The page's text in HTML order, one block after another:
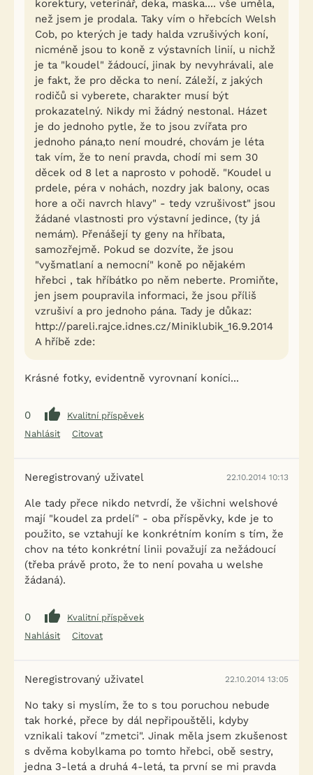
korektury, veterinář, deka, maska.... vše uměla,
než jsem je prodala. Taky vím o hřebcích Welsh
Cob, po kterých je tady halda vzrušivých koní,
nicméně jsou to koně z výstavních linií, u nichž
je ta "koudel" žádoucí, jinak by nevyhrávali, ale
je fakt, že pro děcka to není. Záleží, z jakých
rodičů si vyberete, charakter musí být
prokazatelný. Nikdy mi žádný nestonal. Házet
je do jednoho pytle, že to jsou zvířata pro
jednoho pána,to není moudré, chovám je léta
tak vím, že to není pravda, chodí mi sem 30
děcek od 8 let a naprosto v pohodě. "Koudel u
prdele, péra v nohách, nozdry jak balony, ocas
hore a oči navrch hlavy" - tedy vzrušivost" jsou
žádané vlastnosti pro výstavní jedince, (ty já
nemám). Přenášejí ty geny na hříbata,
samozřejmě. Pokud se dozvíte, že jsou
"vyšmatlaní a nemocní" koně po nějakém
hřebci , tak hříbátko po něm neberte. Promiňte,
jen jsem poupravila informaci, že jsou příliš
vzrušiví a pro jednoho pána. Tady je důkaz:
http://pareli.rajce.idnes.cz/Miniklubik_16.9.2014
A hříbě zde:
Krásné fotky, evidentně vyrovnaní koníci...
0
Kvalitní příspěvek
Nahlásit
Citovat
Neregistrovaný uživatel 22.10.2014 10:13
Ale tady přece nikdo netvrdí, že všichni welshové
mají "koudel za prdelí" - oba příspěvky, kde je to
použito, se vztahují ke konkrétním koním s tím, že
chov na této konkrétní linii považují za nežádoucí
(třeba právě proto, že to není povaha u welshe
žádaná).
0
Kvalitní příspěvek
Nahlásit
Citovat
Neregistrovaný uživatel 22.10.2014 13:05
No taky si myslím, že to s tou poruchou nebude
tak horké, přece by dál nepřipouštěli, kdyby
vznikali takoví "zmetci". Jinak měla jsem zkušenost
s dvěma kobylkama po tomto hřebci, obě sestry,
jedna 3-letá a druhá 4-letá, ta první se mi pravda